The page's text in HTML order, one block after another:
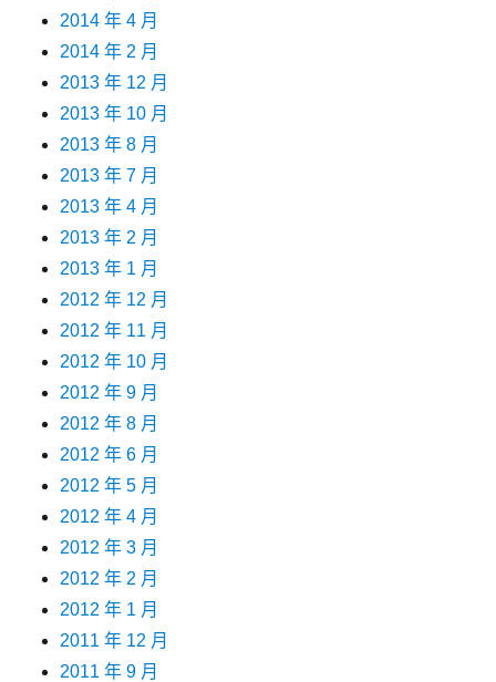
2014 年 4 月
2014 年 2 月
2013 年 12 月
2013 年 10 月
2013 年 8 月
2013 年 7 月
2013 年 4 月
2013 年 2 月
2013 年 1 月
2012 年 12 月
2012 年 11 月
2012 年 10 月
2012 年 9 月
2012 年 8 月
2012 年 6 月
2012 年 5 月
2012 年 4 月
2012 年 3 月
2012 年 2 月
2012 年 1 月
2011 年 12 月
2011 年 9 月